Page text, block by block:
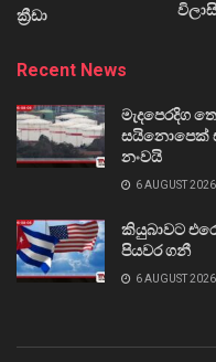
ක්‍රීඩා
Recent News
මැදපෙරදිග
සයිනොපෙක්
නංවයි
6 AUGUST 2026
කියුබාවට
පියවර ගනී
6 AUGUST 2026